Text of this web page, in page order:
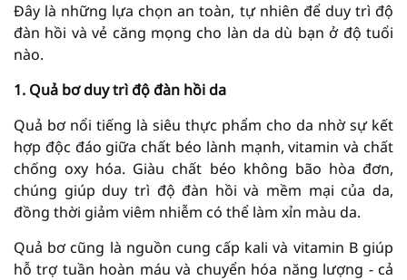
Đây là những lựa chọn an toàn, tự nhiên để duy trì độ
đàn hồi và vẻ căng mọng cho làn da dù bạn ở độ tuổi
nào.
1. Quả bơ duy trì độ đàn hồi da
Quả bơ nổi tiếng là siêu thực phẩm cho da nhờ sự kết
hợp độc đáo giữa chất béo lành mạnh, vitamin và chất
chống oxy hóa. Giàu chất béo không bão hòa đơn,
chúng giúp duy trì độ đàn hồi và mềm mại của da,
đồng thời giảm viêm nhiễm có thể làm xỉn màu da.
Quả bơ cũng là nguồn cung cấp kali và vitamin B giúp
hỗ trợ tuần hoàn máu và chuyển hóa năng lượng - cả